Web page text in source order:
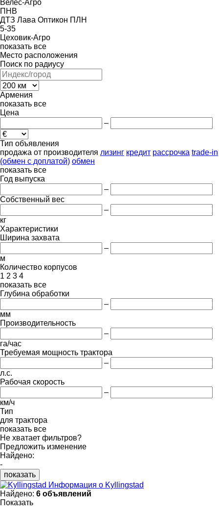
Велес-Агро
ПНВ
ДТЗ Лава Оптикон ПЛН
5-35
Цеховик-Агро
показать все
Место расположения
Поиск по радиусу
Армения
показать все
Цена
–
Тип объявления
продажа от производителя лизинг кредит рассрочка trade-in
(обмен с доплатой) обмен
показать все
Год выпуска
–
Собственный вес
–
кг
Характеристики
Ширина захвата
–
м
Количество корпусов
1 2 3 4
показать все
Глубина обработки
–
мм
Производительность
–
га/час
Требуемая мощность трактора
–
л.с.
Рабочая скорость
–
км/ч
Тип
для трактора
показать все
Не хватает фильтров?
Предложить изменение
Найдено:
-
показать
Информация о Kyllingstad
Найдено: 6 объявлений
Показать